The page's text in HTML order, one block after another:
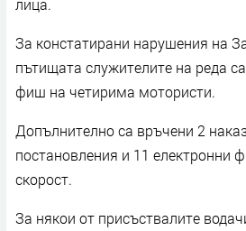
лица.
За констатирани нарушения на
пътищата служителите на реда
фиш на четирима мотористи.
Допълнително са връчени 2
постановления и 11 електронни
скорост.
За някои от присъствалите